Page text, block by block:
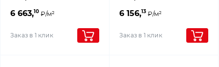
6 663,10 ₽/м²
Заказ в 1 клик
6 156,13 ₽/м²
Заказ в 1 клик